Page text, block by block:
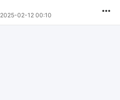
2025-02-12 00:10